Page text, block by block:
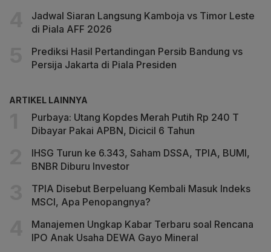
Jadwal Siaran Langsung Kamboja vs Timor Leste
di Piala AFF 2026
Prediksi Hasil Pertandingan Persib Bandung vs
Persija Jakarta di Piala Presiden
ARTIKEL LAINNYA
Purbaya: Utang Kopdes Merah Putih Rp 240 T
Dibayar Pakai APBN, Dicicil 6 Tahun
IHSG Turun ke 6.343, Saham DSSA, TPIA, BUMI,
BNBR Diburu Investor
TPIA Disebut Berpeluang Kembali Masuk Indeks
MSCI, Apa Penopangnya?
Manajemen Ungkap Kabar Terbaru soal Rencana
IPO Anak Usaha DEWA Gayo Mineral